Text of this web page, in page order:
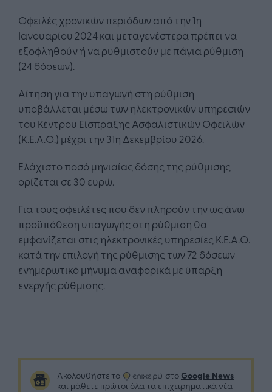
Οφειλές χρονικών περιόδων από την 1η
Ιανουαρίου 2024 και μεταγενέστερα πρέπει να
εξοφληθούν ή να ρυθμιστούν με πάγια ρύθμιση
(24 δόσεων).
Αίτηση για την υπαγωγή στη ρύθμιση
υποβάλλεται μέσω των ηλεκτρονικών υπηρεσιών
του Κέντρου Είσπραξης Ασφαλιστικών Οφειλών
(Κ.Ε.Α.Ο.) μέχρι την 31η Δεκεμβρίου 2026.
Ελάχιστο ποσό μηνιαίας δόσης της ρύθμισης
ορίζεται σε 30 ευρώ.
Για τους οφειλέτες που δεν πληρούν την ως άνω
προϋπόθεση υπαγωγής στη ρύθμιση θα
εμφανίζεται στις ηλεκτρονικές υπηρεσίες Κ.Ε.Α.Ο.
κατά την επιλογή της ρύθμισης των 72 δόσεων
ενημερωτικό μήνυμα αναφορικά με ύπαρξη
ενεργής ρύθμισης.
Ακολουθήστε το στο Google News
και μάθετε πρώτοι όλα τα επιχειρηματικά νέα